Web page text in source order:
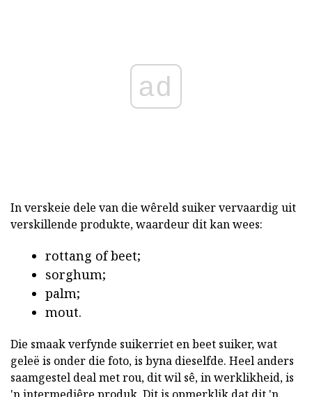
ad
In verskeie dele van die wêreld suiker vervaardig uit
verskillende produkte, waardeur dit kan wees:
rottang of beet;
sorghum;
palm;
mout.
Die smaak verfynde suikerriet en beet suiker, wat
geleë is onder die foto, is byna dieselfde. Heel anders
saamgestel deal met rou, dit wil sê, in werklikheid, is